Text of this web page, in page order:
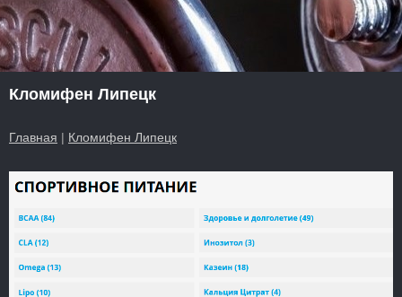
Кломифен Липецк
Главная | Кломифен Липецк